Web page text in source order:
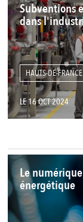
Subventions
dans
HAUTS-DE-FRANCE
LE 16 OCT 2024
Le
énergétique